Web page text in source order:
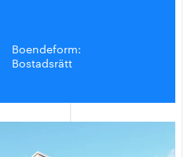
Boendeform:
Bostadsrätt